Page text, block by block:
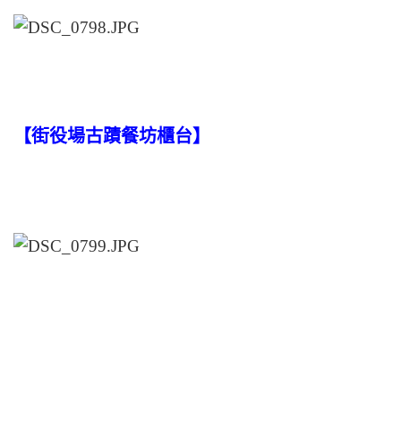
【街役場古蹟餐坊櫃台】